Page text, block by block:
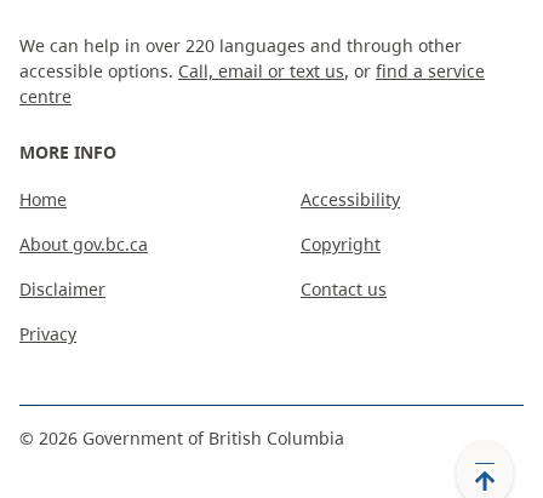
We can help in over 220 languages and through other
accessible options. Call, email or text us, or find a service
centre
MORE INFO
Home
About gov.bc.ca
Disclaimer
Privacy
Accessibility
Copyright
Contact us
© 2026 Government of British Columbia